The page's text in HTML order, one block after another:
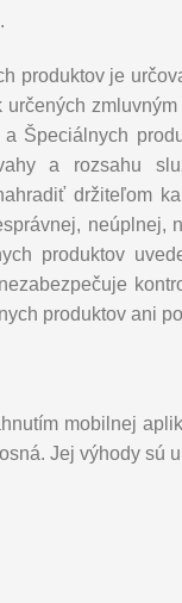
produktov je
Špeciálnych
a rozsahu
držiteľom
neúplnej,
produktov
produktov ani
mobilnej
Jej výhody sú